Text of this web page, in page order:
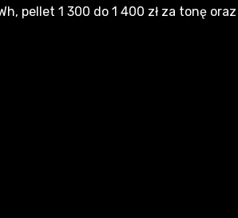
pellet 1 300 do 1 400 zł za tonę